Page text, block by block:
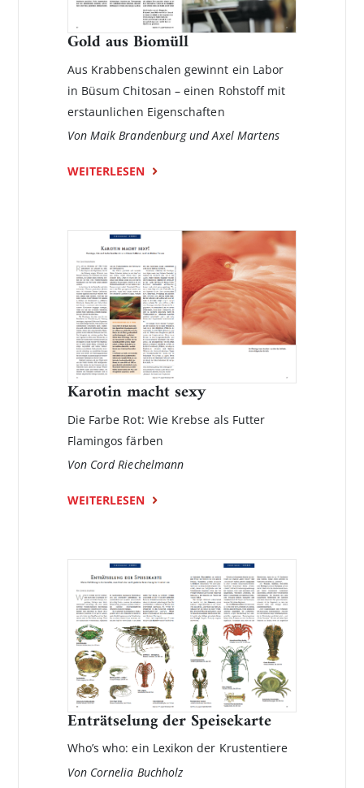
Gold aus Biomüll
Aus Krabbenschalen gewinnt ein Labor
in Büsum Chitosan – einen Rohstoff mit
erstaunlichen Eigenschaften
Von Maik Brandenburg und Axel Martens
WEITERLESEN
Karotin macht sexy
Die Farbe Rot: Wie Krebse als Futter
Flamingos färben
Von Cord Riechelmann
WEITERLESEN
Enträtselung der Speisekarte
Who’s who: ein Lexikon der Krustentiere
Von Cornelia Buchholz